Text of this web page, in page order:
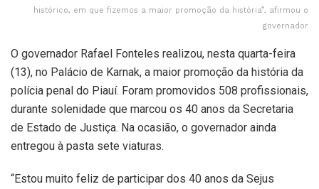
histórico, em que fizemos a maior promoção da história”, afirmou o
governador
O governador Rafael Fonteles realizou, nesta quarta-feira
(13), no Palácio de Karnak, a maior promoção da história da
polícia penal do Piauí. Foram promovidos 508 profissionais,
durante solenidade que marcou os 40 anos da Secretaria
de Estado de Justiça. Na ocasião, o governador ainda
entregou à pasta sete viaturas.
“Estou muito feliz de participar dos 40 anos da Sejus